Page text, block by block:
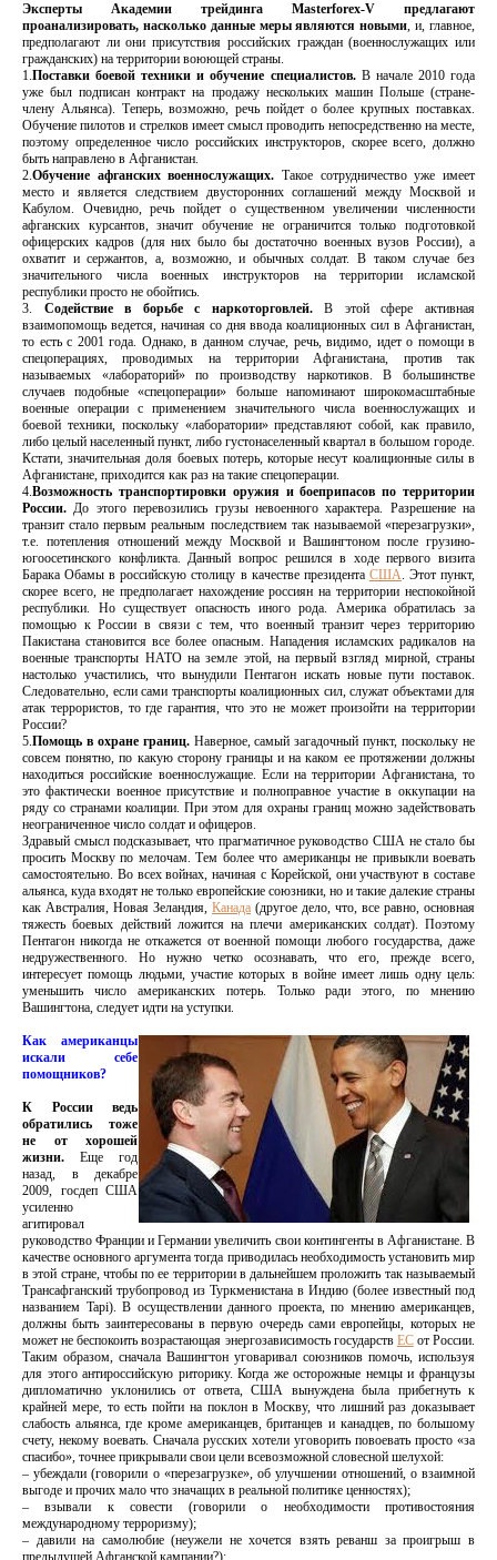
Эксперты Академии трейдинга Masterforex-V предлагают
проанализировать, насколько данные меры являются новыми, и, главное,
предполагают ли они присутствия российских граждан (военнослужащих или
гражданских) на территории воюющей страны.
1.Поставки боевой техники и обучение специалистов.В начале 2010 года
уже был подписан контракт на продажу нескольких машин Польше (стране-
члену Альянса). Теперь, возможно, речь пойдет о более крупных поставках.
Обучение пилотов и стрелков имеет смысл проводить непосредственно на месте,
поэтому определенное число российских инструкторов, скорее всего, должно
быть направлено в Афганистан.
2.Обучение афганских военнослужащих. Такое сотрудничество уже имеет
место и является следствием двусторонних соглашений между Москвой и
Кабулом. Очевидно, речь пойдет о существенном увеличении численности
афганских курсантов, значит обучение не ограничится только подготовкой
офицерских кадров (для них было бы достаточно военных вузов России), а
охватит и сержантов, а, возможно, и обычных солдат. В таком случае без
значительного числа военных инструкторов на территории исламской
республики просто не обойтись.
3. Содействие в борьбе с наркоторговлей.В этой сфере активная
взаимопомощь ведется, начиная со дня ввода коалиционных сил в Афганистан,
то есть с 2001 года. Однако, в данном случае, речь, видимо, идет о помощи в
спецоперациях, проводимых на территории Афганистана, против так
называемых «лабораторий» по производству наркотиков. В большинстве
случаев подобные «спецоперации» больше напоминают широкомасштабные
военные операции с применением значительного числа военнослужащих и
боевой техники, поскольку «лаборатории» представляют собой, как правило,
либо целый населенный пункт, либо густонаселенный квартал в большом городе.
Кстати, значительная доля боевых потерь, которые несут коалиционные силы в
Афганистане, приходится как раз на такие спецоперации.
4.Возможность транспортировки оружия и боеприпасов по территории
России. До этого перевозились грузы невоенного характера. Разрешение на
транзит стало первым реальным последствием так называемой «перезагрузки»,
т.е. потепления отношений между Москвой и Вашингтоном после грузино-
югоосетинского конфликта. Данный вопрос решился в ходе первого визита
Барака Обамы в российскую столицу в качестве президента США. Этот пункт,
скорее всего, не предполагает нахождение россиян на территории неспокойной
республики. Но существует опасность иного рода. Америка обратилась за
помощью к России в связи с тем, что военный транзит через территорию
Пакистана становится все более опасным. Нападения исламских радикалов на
военные транспорты НАТО на земле этой, на первый взгляд мирной, страны
настолько участились, что вынудили Пентагон искать новые пути поставок.
Следовательно, если сами транспорты коалиционных сил, служат объектами для
атак террористов, то где гарантия, что это не может произойти на территории
России?
5.Помощь в охране границ.Наверное, самый загадочный пункт, поскольку не
совсем понятно, по какую сторону границы и на каком ее протяжении должны
находиться российские военнослужащие. Если на территории Афганистана, то
это фактически военное присутствие и полноправное участие в оккупации на
ряду со странами коалиции. При этом для охраны границ можно задействовать
неограниченное число солдат и офицеров.
Здравый смысл подсказывает, что прагматичное руководство США не стало бы
просить Москву по мелочам. Тем более что американцы не привыкли воевать
самостоятельно. Во всех войнах, начиная с Корейской, они участвуют в составе
альянса, куда входят не только европейские союзники, но и такие далекие страны
как Австралия, Новая Зеландия, Канада (другое дело, что, все равно, основная
тяжесть боевых действий ложится на плечи американских солдат). Поэтому
Пентагон никогда не откажется от военной помощи любого государства, даже
недружественного. Но нужно четко осознавать, что его, прежде всего,
интересует помощь людьми, участие которых в войне имеет лишь одну цель:
уменьшить число американских потерь. Только ради этого, по мнению
Вашингтона, следует идти на уступки.
Как американцы
искали себе
помощников?
К России ведь
обратились тоже
не от хорошей
жизни. Еще год
назад, в декабре
2009, госдеп США
усиленно
агитировал
руководство Франции и Германии увеличить свои контингенты в Афганистане. В
качестве основного аргумента тогда приводилась необходимость установить мир
в этой стране, чтобы по ее территории в дальнейшем проложить так называемый
Трансафганский трубопровод из Туркменистана в Индию (более известный под
названием Tapi). В осуществлении данного проекта, по мнению американцев,
должны быть заинтересованы в первую очередь сами европейцы, которых не
может не беспокоить возрастающая энергозависимость государств ЕСот России.
Таким образом, сначала Вашингтон уговаривал союзников помочь, используя
для этого антироссийскую риторику. Когда же осторожные немцы и французы
дипломатично уклонились от ответа, США вынуждена была прибегнуть к
крайней мере, то есть пойти на поклон в Москву, что лишний раз доказывает
слабость альянса, где кроме американцев, британцев и канадцев, по большому
счету, некому воевать. Сначала русских хотели уговорить повоевать просто «за
спасибо», точнее прикрывали свои цели всевозможной словесной шелухой:
– убеждали (говорили о «перезагрузке», об улучшении отношений, о взаимной
выгоде и прочих мало что значащих в реальной политике ценностях);
– взывали к совести (говорили о необходимости противостояния
международному терроризму);
– давили на самолюбие (неужели не хочется взять реванш за проигрыш в
предыдущей Афганской кампании?);